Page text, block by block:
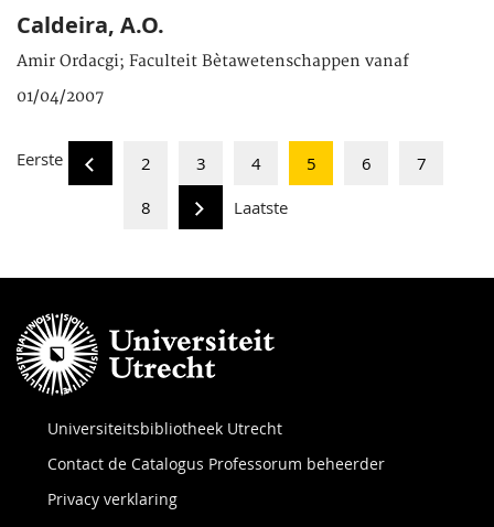
Caldeira, A.O.
Amir Ordacgi; Faculteit Bètawetenschappen vanaf
01/04/2007
Eerste 2 3 4 5 6
7
8
Laatste
Universiteitsbibliotheek Utrecht
Contact de Catalogus Professorum beheerder
Privacy verklaring